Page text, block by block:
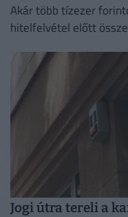
Akár több tízezer
hitelfelvétel előtt
Jogi útra tereli a